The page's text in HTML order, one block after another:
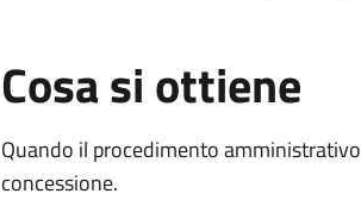
Cosa si ottiene
Quando il procedimento
concessione.